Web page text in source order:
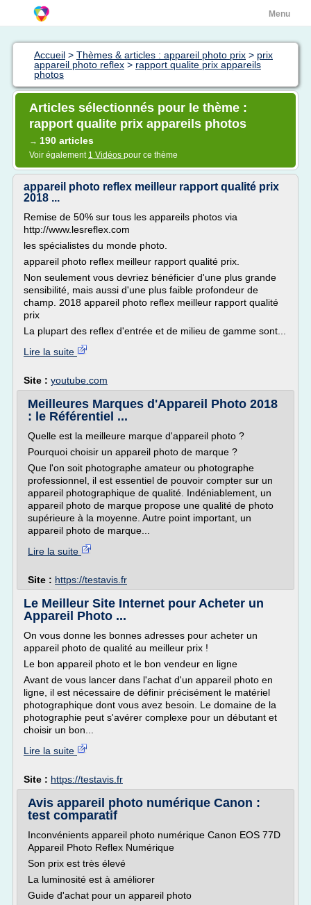
Menu
Accueil > Thèmes & articles : appareil photo prix > prix
appareil photo reflex > rapport qualite prix appareils
photos
Articles sélectionnés pour le thème :
rapport qualite prix appareils photos
→ 190 articles
Voir également 1 Vidéos pour ce thème
appareil photo reflex meilleur rapport qualité prix
2018 ...
Remise de 50% sur tous les appareils photos via
http://www.lesreflex.com
les spécialistes du monde photo.
appareil photo reflex meilleur rapport qualité prix.
Non seulement vous devriez bénéficier d'une plus grande
sensibilité, mais aussi d'une plus faible profondeur de
champ. 2018 appareil photo reflex meilleur rapport qualité
prix
La plupart des reflex d'entrée et de milieu de gamme sont...
Lire la suite
Site : youtube.com
Meilleures Marques d'Appareil Photo 2018
: le Référentiel ...
Quelle est la meilleure marque d'appareil photo ?
Pourquoi choisir un appareil photo de marque ?
Que l'on soit photographe amateur ou photographe
professionnel, il est essentiel de pouvoir compter sur un
appareil photographique de qualité. Indéniablement, un
appareil photo de marque propose une qualité de photo
supérieure à la moyenne. Autre point important, un
appareil photo de marque...
Lire la suite
Site : https://testavis.fr
Le Meilleur Site Internet pour Acheter un
Appareil Photo ...
On vous donne les bonnes adresses pour acheter un
appareil photo de qualité au meilleur prix !
Le bon appareil photo et le bon vendeur en ligne
Avant de vous lancer dans l'achat d'un appareil photo en
ligne, il est nécessaire de définir précisément le matériel
photographique dont vous avez besoin. Le domaine de la
photographie peut s'avérer complexe pour un débutant et
choisir un bon...
Lire la suite
Site : https://testavis.fr
Avis appareil photo numérique Canon :
test comparatif
Inconvénients appareil photo numérique Canon EOS 77D
Appareil Photo Reflex Numérique
Son prix est très élevé
La luminosité est à améliorer
Guide d'achat pour un appareil photo